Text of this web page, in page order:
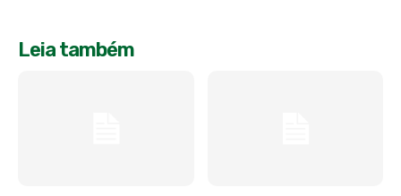
Leia também